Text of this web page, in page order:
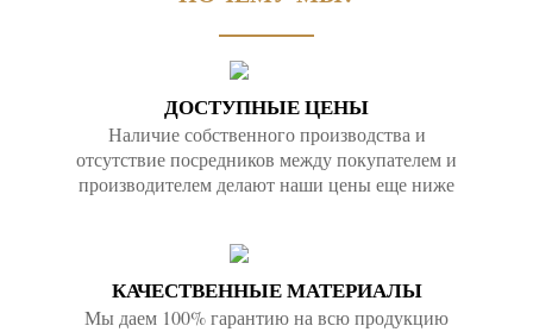
ДОСТУПНЫЕ ЦЕНЫ
Наличие собственного производства и
отсутствие посредников между покупателем и
производителем делают наши цены еще ниже
КАЧЕСТВЕННЫЕ МАТЕРИАЛЫ
Мы даем 100% гарантию на всю продукцию